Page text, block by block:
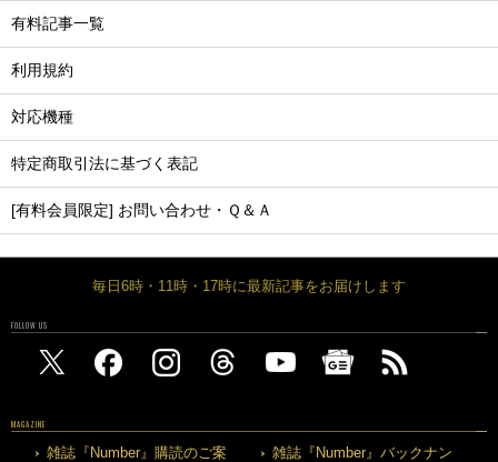
有料記事一覧
利用規約
対応機種
特定商取引法に基づく表記
[有料会員限定] お問い合わせ・Ｑ＆Ａ
毎日6時・11時・17時に最新記事をお届けします
FOLLOW US
MAGAZINE
雑誌『Number』購読のご案
雑誌『Number』バックナン